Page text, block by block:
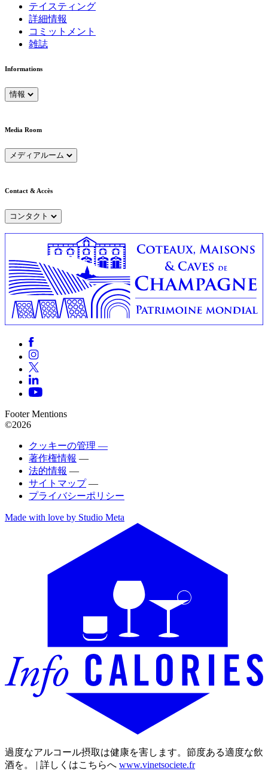
テイスティング
詳細情報
コミットメント
雑誌
Informations
情報
Media Room
メディアルーム
Contact & Accès
コンタクト
Footer Mentions
©2026
クッキーの管理 —
著作権情報 —
法的情報 —
サイトマップ —
プライバシーポリシー
Made with love by Studio Meta
過度なアルコール摂取は健康を害します。節度ある適度な飲
酒を。 | 詳しくはこちらへ www.vinetsociete.fr